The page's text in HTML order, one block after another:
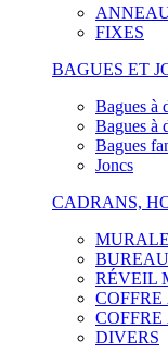
FIXES
BAGUES ET
Bagues à
Bagues à
Bagues
Joncs
CADRANS,
MURALE
BUREAU
RÉVEIL
DIVERS